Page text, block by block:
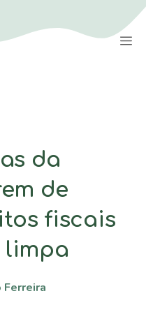
da
de
fiscais
limpa
Ferreira